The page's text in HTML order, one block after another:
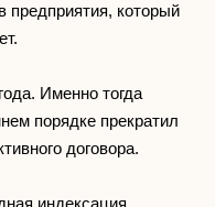
предприятия, который
Именно тогда
порядке прекратил
договора.
индексация